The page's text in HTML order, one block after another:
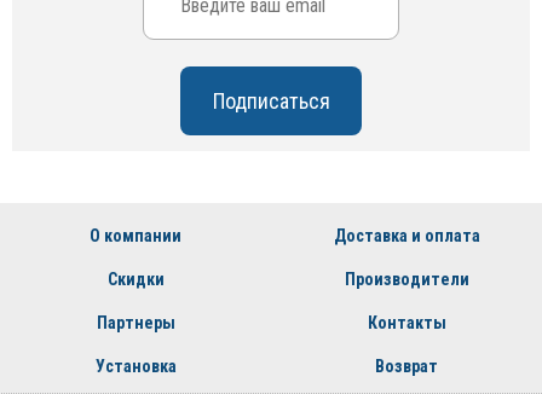
О компании Доставка и оплата
Скидки Производители
Партнеры Контакты
Установка Возврат